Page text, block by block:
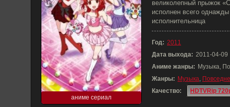
аниме сериал
великолепный прыжок
исполнен всего
исполнительница
Год: 2011
Дата выхода: 2011-04-09
Аниме жанры: Музыка,
Жанры: Музыка,
Качество:
HDTVRip